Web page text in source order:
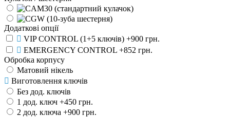
Додаткові опції
VIP CONTROL (1+5 ключів) +900 грн.
EMERGENCY CONTROL +852 грн.
Обробка корпусу
Матовий нікель
Виготовлення ключів
Без дод. ключів
1 дод. ключ +450 грн.
2 дод. ключа +900 грн.